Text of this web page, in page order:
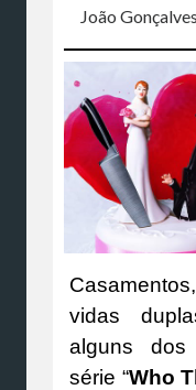
João Gonçalves
vidas
alguns
série “Who